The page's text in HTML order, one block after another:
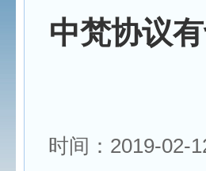
中梵协议
时间：2019-02-